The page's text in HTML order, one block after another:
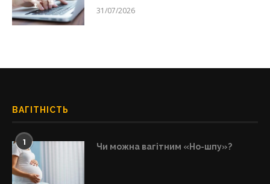
31/07/2026
ВАГІТНІСТЬ
1 Чи можна вагітним «Но-шпу»?